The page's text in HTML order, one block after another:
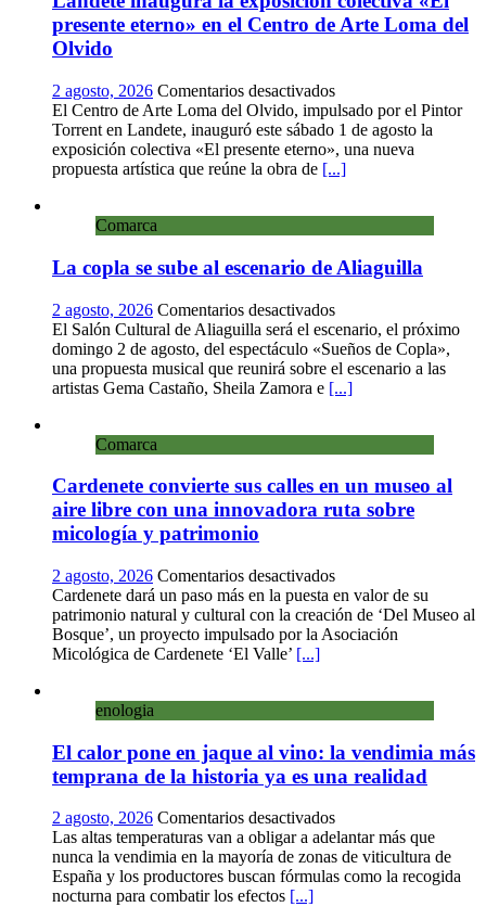
presente eterno» en el Centro de Arte Loma del
Olvido
2 agosto, 2026 Comentarios desactivadosen
Landete
inaugura
la
exposición
en
Centro
de
Arte
Loma
del
Olvido
El Centro de Arte Loma del Olvido, impulsado por el Pintor
Torrent en Landete, inauguró este sábado 1 de agosto la
exposición colectiva «El presente eterno», una nueva
propuesta artística que reúne la obra de [...]
Comarca
La copla se sube al escenario de Aliaguilla
2 agosto, 2026 Comentarios desactivadosen
La
copla
se
sube
El Salón Cultural de Aliaguilla será el escenario, el próximo
domingo 2 de agosto, del espectáculo «Sueños de Copla»,
una propuesta musical que reunirá sobre el escenario a las
artistas Gema Castaño, Sheila Zamora e [...]
Comarca
Cardenete convierte sus calles en un museo al
aire libre con una innovadora ruta sobre
micología y patrimonio
2 agosto, 2026 Comentarios desactivadosen
Cardenete
convierte
sus
aire
libre
con
innovadora
ruta
sobre
micología
Cardenete dará un paso más en la puesta en valor de su
patrimonio natural y cultural con la creación de ‘Del Museo al
Bosque’, un proyecto impulsado por la Asociación
Micológica de Cardenete ‘El Valle’ [...]
enologia
El calor pone en jaque al vino: la vendimia más
temprana de la historia ya es una realidad
2 agosto, 2026 Comentarios desactivadosen
El
calor
pone
Las altas temperaturas van a obligar a adelantar más que
nunca la vendimia en la mayoría de zonas de viticultura de
España y los productores buscan fórmulas como la recogida
nocturna para combatir los efectos [...]